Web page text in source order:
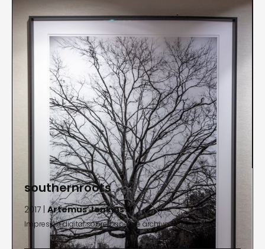
southernroots
2017 | Artemus Jenkins
Impresión digital sobre papel de archivo